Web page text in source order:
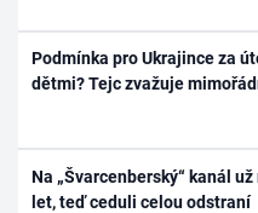
Podmínka pro Ukrajince za
dětmi? Tejc zvažuje
Na „Švarcenberský“ kanál
let, teď ceduli celou odstraní